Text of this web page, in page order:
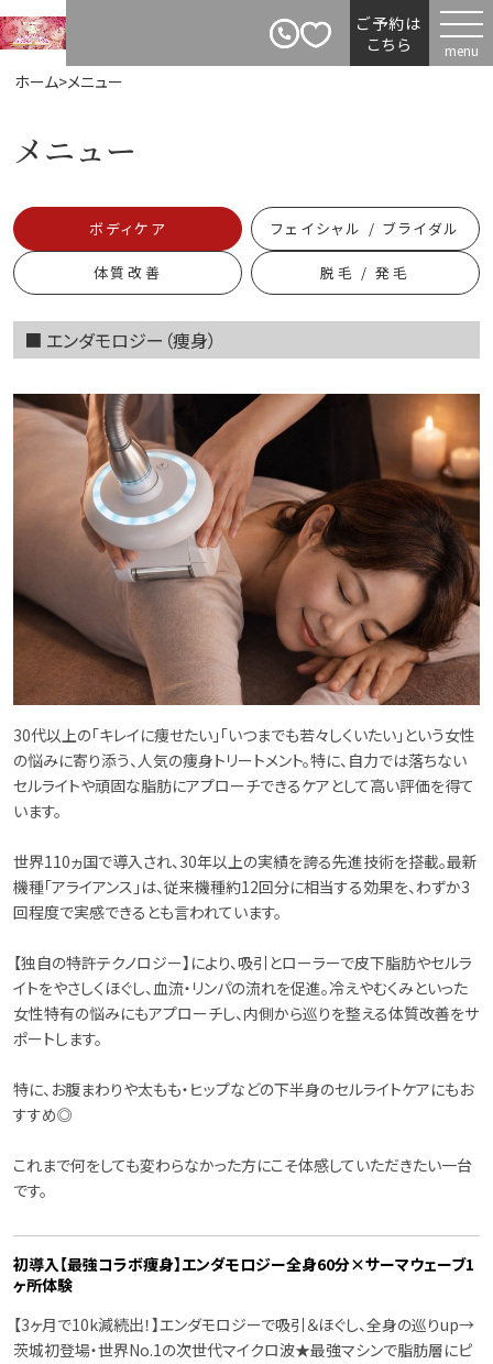
ご予約は
こちら
ホーム>メニュー
メニュー
ボディケア フェイシャル / ブライダル
体質改善 脱毛 / 発毛
■ エンダモロジー（痩身）
30代以上の「キレイに痩せたい」「いつまでも若々しくいたい」という女性
の悩みに寄り添う、人気の痩身トリートメント。特に、自力では落ちない
セルライトや頑固な脂肪にアプローチできるケアとして高い評価を得て
います。
世界110ヵ国で導入され、30年以上の実績を誇る先進技術を搭載。最新
機種「アライアンス」は、従来機種約12回分に相当する効果を、わずか3
回程度で実感できるとも言われています。
【独自の特許テクノロジー】により、吸引とローラーで皮下脂肪やセルラ
イトをやさしくほぐし、血流・リンパの流れを促進。冷えやむくみといった
女性特有の悩みにもアプローチし、内側から巡りを整える体質改善をサ
ポートします。
特に、お腹まわりや太もも・ヒップなどの下半身のセルライトケアにもお
すすめ◎
これまで何をしても変わらなかった方にこそ体感していただきたい一台
です。
初導入【最強コラボ痩身】エンダモロジー全身60分×サーマウェーブ1
ヶ所体験
【3ヶ月で10k減続出！】エンダモロジーで吸引＆ほぐし、全身の巡りup→
茨城初登場・世界No.1の次世代マイクロ波★最強マシンで脂肪層にピ